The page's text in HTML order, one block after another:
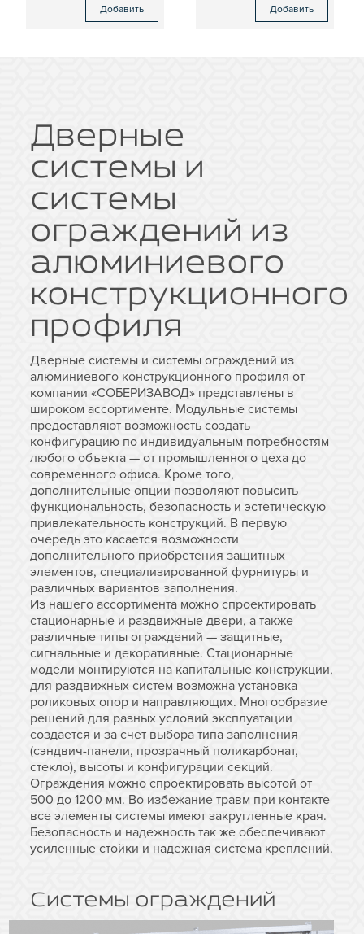
Добавить Добавить
Дверные
системы и
системы
ограждений из
алюминиевого
конструкционного
профиля
Дверные системы и системы ограждений из
алюминиевого конструкционного профиля от
компании «СОБЕРИЗАВОД» представлены в
широком ассортименте. Модульные системы
предоставляют возможность создать
конфигурацию по индивидуальным потребностям
любого объекта — от промышленного цеха до
современного офиса. Кроме того,
дополнительные опции позволяют повысить
функциональность, безопасность и эстетическую
привлекательность конструкций. В первую
очередь это касается возможности
дополнительного приобретения защитных
элементов, специализированной фурнитуры и
различных вариантов заполнения.
Из нашего ассортимента можно спроектировать
стационарные и раздвижные двери, а также
различные типы ограждений — защитные,
сигнальные и декоративные. Стационарные
модели монтируются на капитальные конструкции,
для раздвижных систем возможна установка
роликовых опор и направляющих. Многообразие
решений для разных условий эксплуатации
создается и за счет выбора типа заполнения
(сэндвич-панели, прозрачный поликарбонат,
стекло), высоты и конфигурации секций.
Ограждения можно спроектировать высотой от
500 до 1200 мм. Во избежание травм при контакте
все элементы системы имеют закругленные края.
Безопасность и надежность так же обеспечивают
усиленные стойки и надежная система креплений.
Системы ограждений